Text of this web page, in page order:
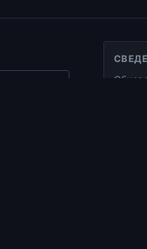
ссылку